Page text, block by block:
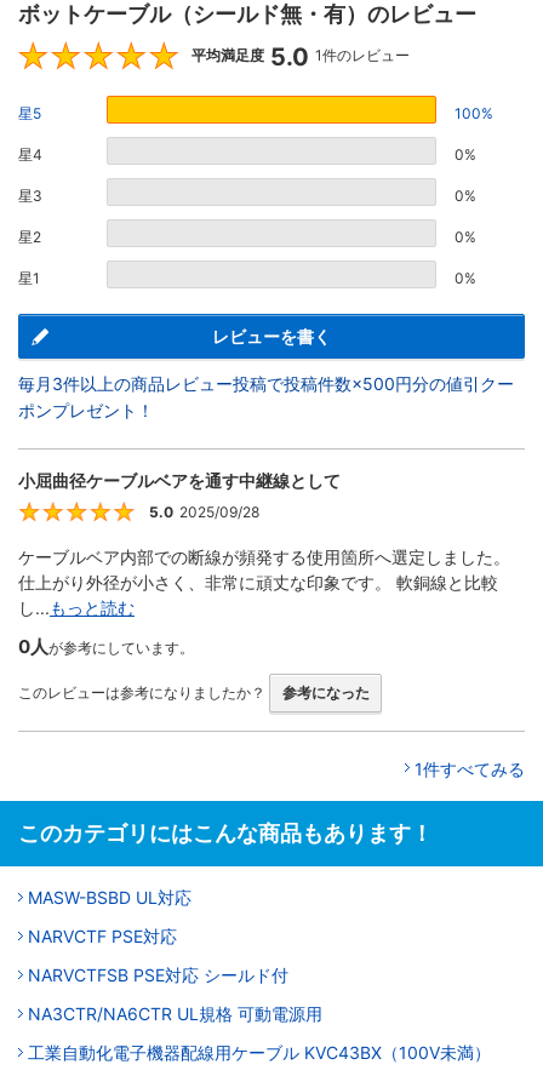
ボットケーブル（シールド無・有）のレビュー
5
平均満足度 5.0 1件のレビュー
星5 100%
星4 0%
星3 0%
星2 0%
星1 0%
レビューを書く
毎月3件以上の商品レビュー投稿で投稿件数×500円分の値引クー
ポンプレゼント！
小屈曲径ケーブルベアを通す中継線として
5
5.0 2025/09/28
ケーブルベア内部での断線が頻発する使用箇所へ選定しました。
仕上がり外径が小さく、非常に頑丈な印象です。 軟銅線と比較
し...もっと読む
0人が参考にしています。
このレビューは参考になりましたか？ 参考になった
1件すべてみる
このカテゴリにはこんな商品もあります！
MASW-BSBD UL対応
NARVCTF PSE対応
NARVCTFSB PSE対応 シールド付
NA3CTR/NA6CTR UL規格 可動電源用
工業自動化電子機器配線用ケーブル KVC43BX（100V未満）